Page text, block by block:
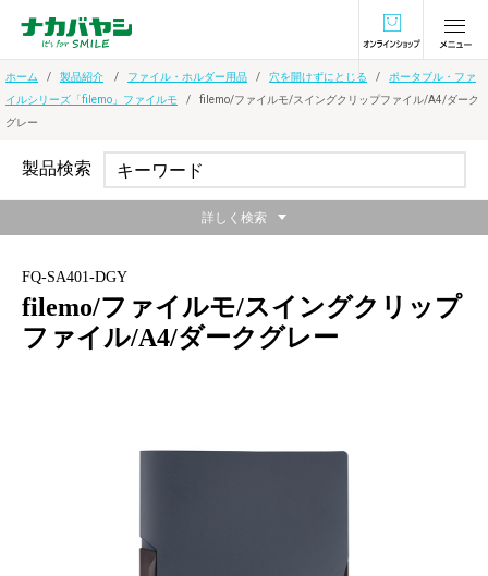
オンラインショ
ホーム 製品紹介 ファイル・ホルダー用品 穴を開けずにとじる
ポータブル・ファ
イルシリーズ「filemo」ファイルモ
filemo/ファイルモ/スイングクリップファイル/A4/ダーク
グレー
FQ-SA401-DGY
filemo/ファイルモ/スイングクリップ
ファイル/A4/ダークグレー
かばんや書類に合わせて選べるポータブル・ファ
製品検索
詳しく検索